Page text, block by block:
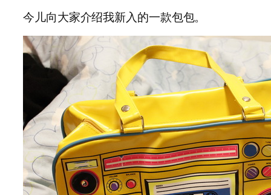
今儿向大家介绍我新入的一款包包。